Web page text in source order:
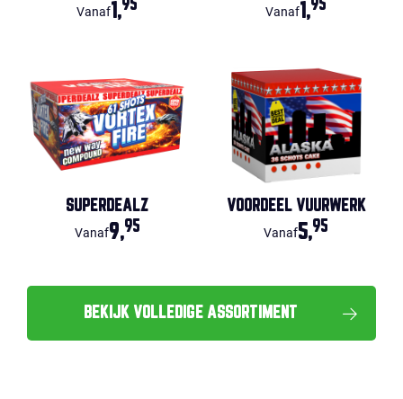
Vanaf1,95 Vanaf1,95
SUPERDEALZ
Vanaf9,95
VOORDEEL VUURWERK
Vanaf5,95
BEKIJK VOLLEDIGE ASSORTIMENT